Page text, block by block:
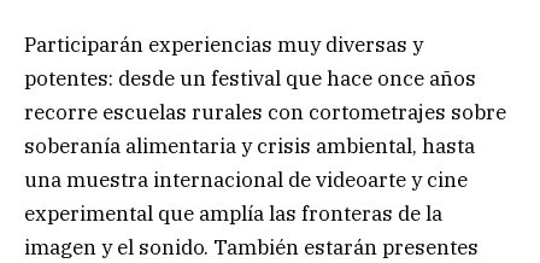
Participarán experiencias muy diversas y
potentes: desde un festival que hace once años
recorre escuelas rurales con cortometrajes sobre
soberanía alimentaria y crisis ambiental, hasta
una muestra internacional de videoarte y cine
experimental que amplía las fronteras de la
imagen y el sonido. También estarán presentes